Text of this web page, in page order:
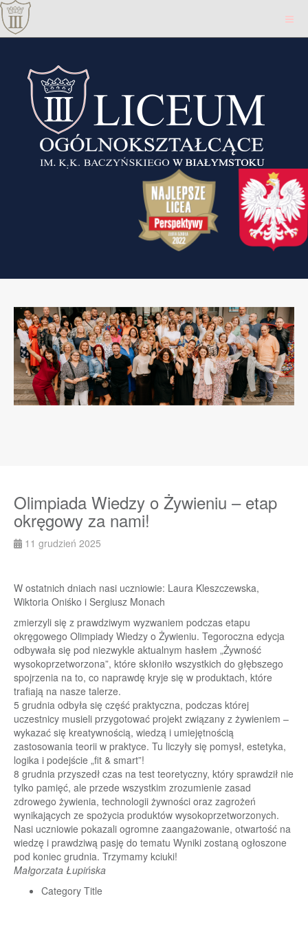
Olimpiada Wiedzy o Żywieniu – etap
okręgowy za nami!
11 grudzień 2025
W ostatnich dniach nasi uczniowie: Laura Kleszczewska,
Wiktoria Oniśko i Sergiusz Monach
zmierzyli się z prawdziwym wyzwaniem podczas etapu
okręgowego Olimpiady Wiedzy o Żywieniu. Tegoroczna edycja
odbywała się pod niezwykle aktualnym hasłem „Żywność
wysokoprzetworzona”, które skłoniło wszystkich do głębszego
spojrzenia na to, co naprawdę kryje się w produktach, które
trafiają na nasze talerze.
5 grudnia odbyła się część praktyczna, podczas której
uczestnicy musieli przygotować projekt związany z żywieniem –
wykazać się kreatywnością, wiedzą i umiejętnością
zastosowania teorii w praktyce. Tu liczyły się pomysł, estetyka,
logika i podejście „fit & smart”!
8 grudnia przyszedł czas na test teoretyczny, który sprawdził nie
tylko pamięć, ale przede wszystkim zrozumienie zasad
zdrowego żywienia, technologii żywności oraz zagrożeń
wynikających ze spożycia produktów wysokoprzetworzonych.
Nasi uczniowie pokazali ogromne zaangażowanie, otwartość na
wiedzę i prawdziwą pasję do tematu Wyniki zostaną ogłoszone
pod koniec grudnia. Trzymamy kciuki!
Małgorzata Łupińska
Category Title